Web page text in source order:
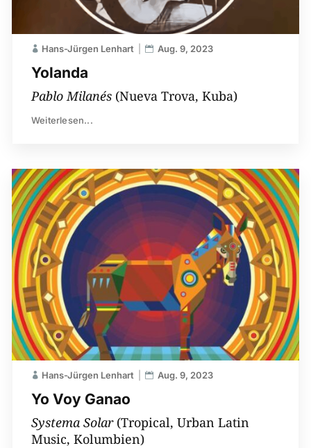
Yolanda
Hans-Jürgen Lenhart Aug. 9, 2023
Pablo Milanés (Nueva Trova, Kuba)
Weiterlesen...
Yo Voy Ganao
Hans-Jürgen Lenhart Aug. 9, 2023
Systema Solar (Tropical, Urban Latin
Music, Kolumbien)